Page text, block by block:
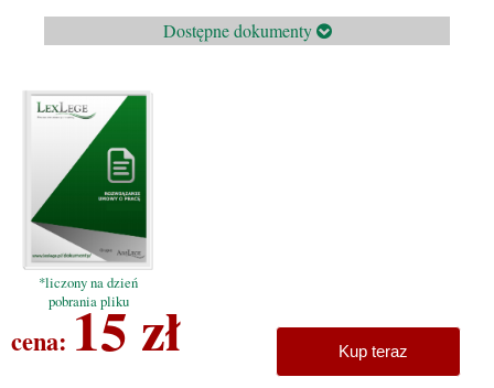
Dostępne dokumenty
*liczony na dzień
pobrania pliku
Kup teraz
cena: 15 zł